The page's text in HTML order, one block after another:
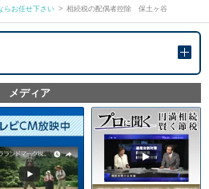
らお任せ下さい > 相続税の配偶者控除 保土ヶ谷
メディア